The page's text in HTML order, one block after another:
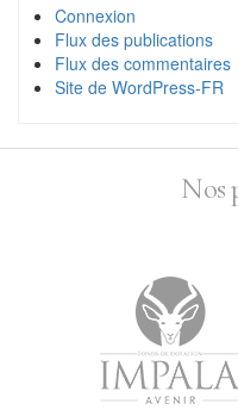
Connexion
Flux des publications
Flux des commentaires
Site de WordPress-FR
Nos